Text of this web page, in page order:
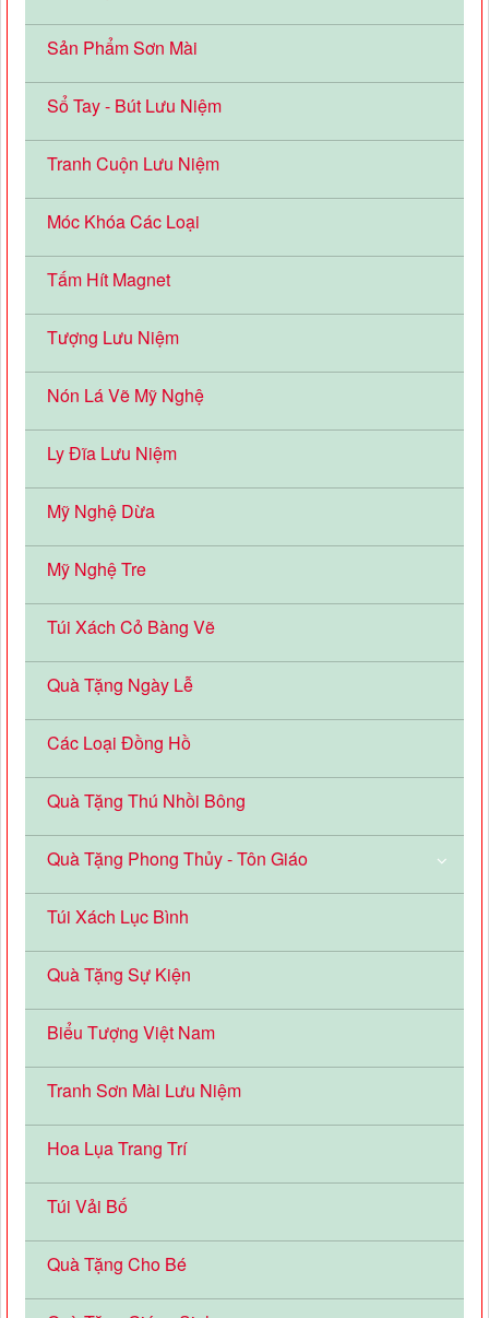
Sản Phẩm Sơn Mài
Sổ Tay - Bút Lưu Niệm
Tranh Cuộn Lưu Niệm
Móc Khóa Các Loại
Tấm Hít Magnet
Tượng Lưu Niệm
Nón Lá Vẽ Mỹ Nghệ
Ly Đĩa Lưu Niệm
Mỹ Nghệ Dừa
Mỹ Nghệ Tre
Túi Xách Cỏ Bàng Vẽ
Quà Tặng Ngày Lễ
Các Loại Đồng Hồ
Quà Tặng Thú Nhồi Bông
Quà Tặng Phong Thủy - Tôn Giáo
Túi Xách Lục Bình
Quà Tặng Sự Kiện
Biểu Tượng Việt Nam
Tranh Sơn Mài Lưu Niệm
Hoa Lụa Trang Trí
Túi Vải Bố
Quà Tặng Cho Bé